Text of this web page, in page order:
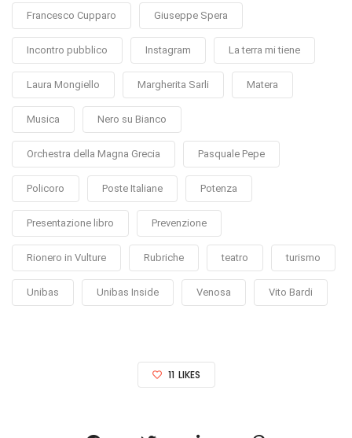
Francesco Cupparo Giuseppe Spera
Incontro pubblico Instagram La terra mi tiene
Laura Mongiello Margherita Sarli Matera
Musica Nero su Bianco
Orchestra della Magna Grecia Pasquale Pepe
Policoro Poste Italiane Potenza
Presentazione libro Prevenzione
Rionero in Vulture Rubriche teatro turismo
Unibas Unibas Inside Venosa Vito Bardi
11 LIKES